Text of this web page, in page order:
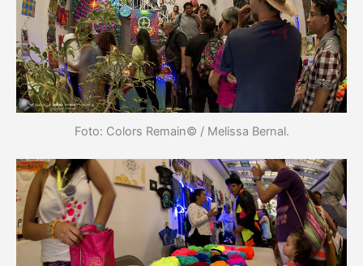
Foto: Colors Remain© / Melissa Bernal.